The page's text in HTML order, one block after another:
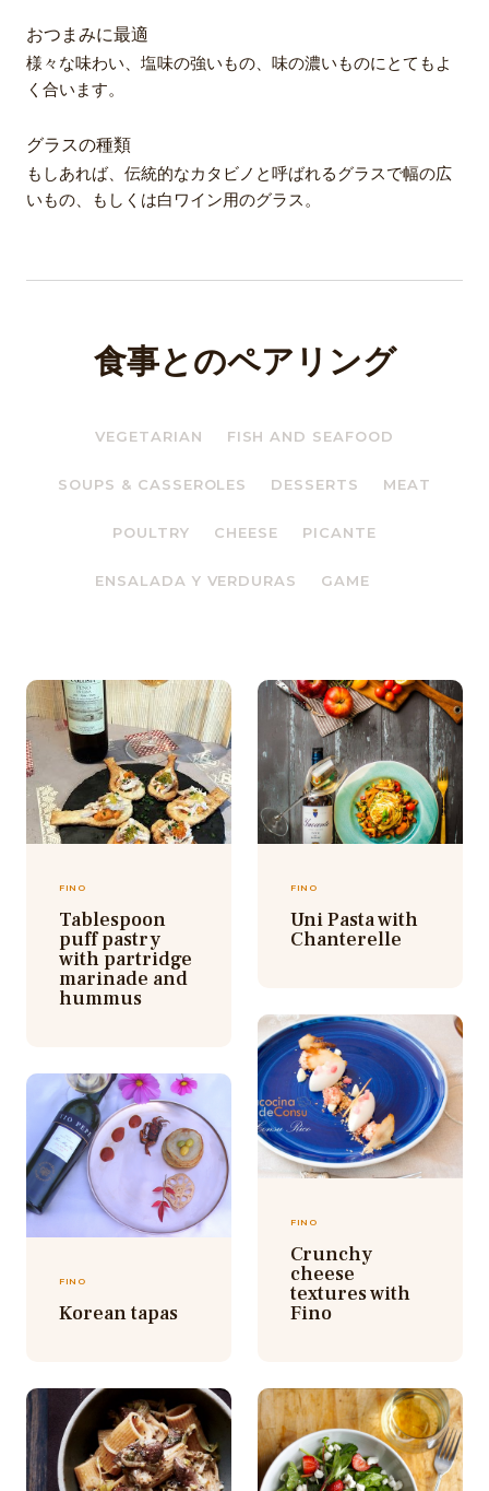
おつまみに最適
様々な味わい、塩味の強いもの、味の濃いものにとてもよ
く合います。
グラスの種類
もしあれば、伝統的なカタビノと呼ばれるグラスで幅の広
いもの、もしくは白ワイン用のグラス。
食事とのペアリング
VEGETARIAN FISH AND SEAFOOD
SOUPS & CASSEROLES DESSERTS MEAT
POULTRY CHEESE PICANTE
ENSALADA Y VERDURAS GAME
FINO
Tablespoon
puff pastry
with partridge
marinade and
hummus
FINO
Uni Pasta with
Chanterelle
FINO
Crunchy
cheese
textures with
Fino
FINO
Korean tapas